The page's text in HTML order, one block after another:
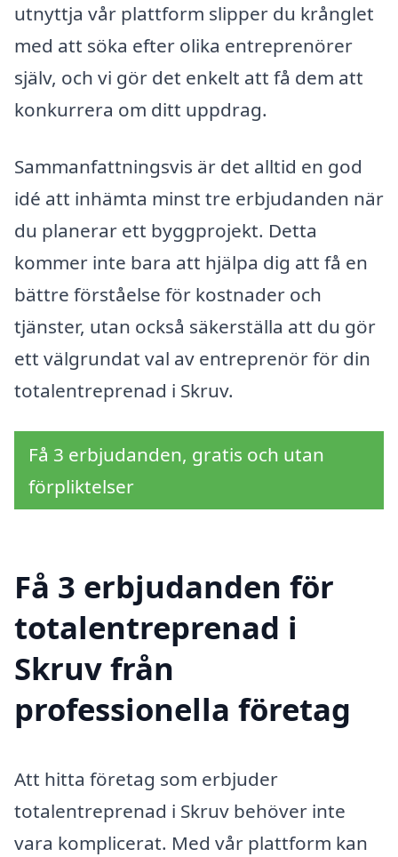
utnyttja vår plattform slipper du krånglet
med att söka efter olika entreprenörer
själv, och vi gör det enkelt att få dem att
konkurrera om ditt uppdrag.
Sammanfattningsvis är det alltid en god
idé att inhämta minst tre erbjudanden när
du planerar ett byggprojekt. Detta
kommer inte bara att hjälpa dig att få en
bättre förståelse för kostnader och
tjänster, utan också säkerställa att du gör
ett välgrundat val av entreprenör för din
totalentreprenad i Skruv.
Få 3 erbjudanden, gratis och utan
förpliktelser
Få 3 erbjudanden för
totalentreprenad i
Skruv från
professionella företag
Att hitta företag som erbjuder
totalentreprenad i Skruv behöver inte
vara komplicerat. Med vår plattform kan